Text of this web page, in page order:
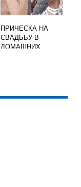
ПРИЧЕСКА НА
СВАДЬБУ В
ДОМАШНИХ